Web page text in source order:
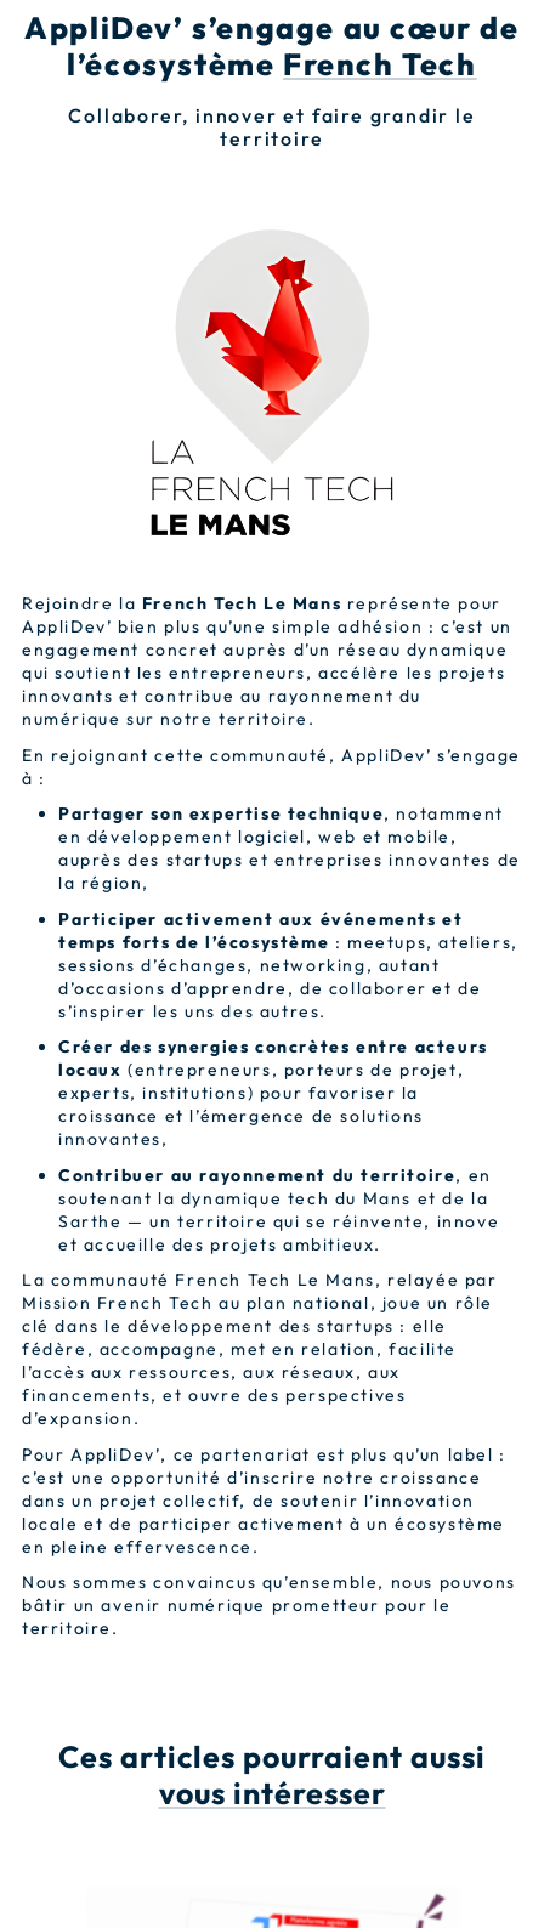
AppliDev’ s’engage au cœur de
l’écosystème French Tech
Collaborer, innover et faire grandir le
territoire
Rejoindre la French Tech Le Mans représente pour
AppliDev’ bien plus qu’une simple adhésion : c’est un
engagement concret auprès d’un réseau dynamique
qui soutient les entrepreneurs, accélère les projets
innovants et contribue au rayonnement du
numérique sur notre territoire.
En rejoignant cette communauté, AppliDev’ s’engage
à :
Partager son expertise technique, notamment
en développement logiciel, web et mobile,
auprès des startups et entreprises innovantes de
la région,
Participer activement aux événements et
temps forts de l’écosystème : meetups, ateliers,
sessions d’échanges, networking, autant
d’occasions d’apprendre, de collaborer et de
s’inspirer les uns des autres.
Créer des synergies concrètes entre acteurs
locaux (entrepreneurs, porteurs de projet,
experts, institutions) pour favoriser la
croissance et l’émergence de solutions
innovantes,
Contribuer au rayonnement du territoire, en
soutenant la dynamique tech du Mans et de la
Sarthe — un territoire qui se réinvente, innove
et accueille des projets ambitieux.
La communauté French Tech Le Mans, relayée par
Mission French Tech au plan national, joue un rôle
clé dans le développement des startups : elle
fédère, accompagne, met en relation, facilite
l’accès aux ressources, aux réseaux, aux
financements, et ouvre des perspectives
d’expansion.
Pour AppliDev’, ce partenariat est plus qu’un label :
c’est une opportunité d’inscrire notre croissance
dans un projet collectif, de soutenir l’innovation
locale et de participer activement à un écosystème
en pleine effervescence.
Nous sommes convaincus qu’ensemble, nous pouvons
bâtir un avenir numérique prometteur pour le
territoire.
Ces articles pourraient aussi
vous intéresser